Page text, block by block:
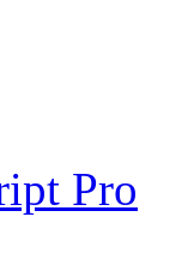
Pro